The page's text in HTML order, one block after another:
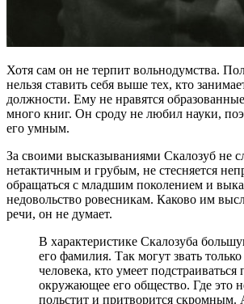
Хотя сам он не терпит вольнодумства.
нельзя ставить себя выше тех, кто
должности. Ему не нравятся
много книг. Он сроду не любил науки,
его умным.
За своими высказываниями Скалозуб не
нетактичным и грубым, не стесняется
обращаться с младшим поколением и
недовольство ровесникам. Каково им
речи, он не думает.
В характеристике Скалозуба
его фамилия. Так могут звать только
человека, кто умеет подстраиваться
окружающее его общество. Где это
польстит и притворится скромным.